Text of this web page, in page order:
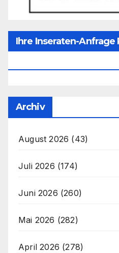
Ihre Inseraten-
Archiv
August 2026 (43)
Juli 2026 (174)
Juni 2026 (260)
Mai 2026 (282)
April 2026 (278)